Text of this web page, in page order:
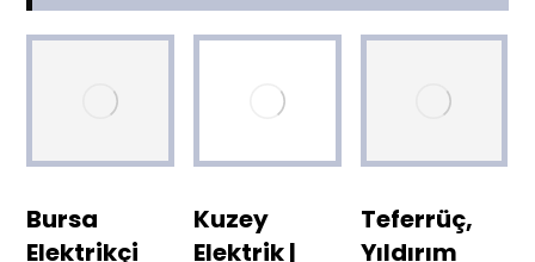
Bursa
Elektrikçi
Kuzey
Elektrik |
Teferrüç,
Yıldırım